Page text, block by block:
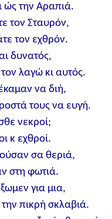
ώς την Αραπιά.
τον Σταυρόν,
τον εχθρόν.
δυνατός,
λαγώ κι αυτός.
να διή,
τους να ευγή.
νεκροί;
κ εχθροί.
σα θεριά,
στη φωτιά.
για μια,
πικρή σκλαβιά.